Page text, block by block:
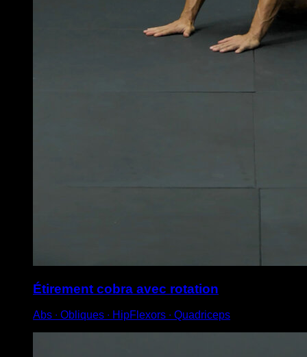
Étirement cobra avec rotation
Abs ∙ Obliques ∙ HipFlexors ∙ Quadriceps